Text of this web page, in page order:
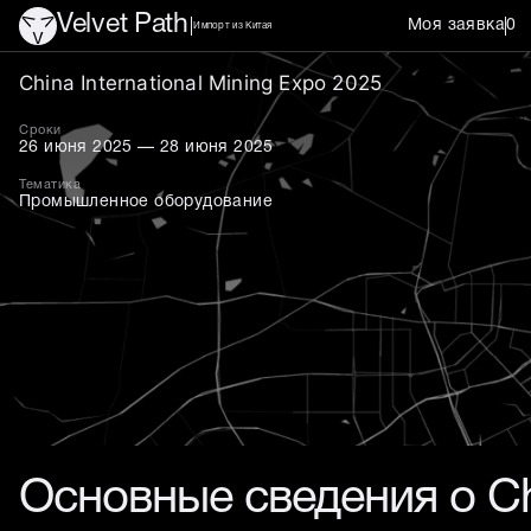
Velvet Path Импорт из Китая Моя заявка0
China International
China International Mining Expo 2025
Сроки
26 июня 2025 — 28 июня 2025
Тематика
Промышленное оборудование
Основные сведения о